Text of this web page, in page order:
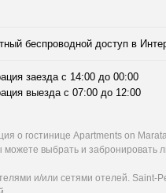
беспроводной доступ в
заезда с 14:00 до 00:00
выезда с 07:00 до 12:00
о гостинице Apartments on
выбрать и забронировать
и/или сетями отелей. Saint-